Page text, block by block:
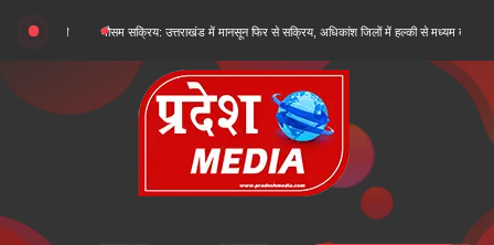
content
मौसम सक्रिय: उत्तराखंड में मानसून फिर से सक्रिय, अधिकांश जिलों में हल्की से मध्यम बारिश और गरज-